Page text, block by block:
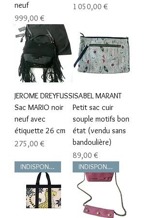
neuf
Prix
999,00 €
Prix
1 050,00 €
JEROME DREYFUSS
Sac MARIO noir
neuf avec
étiquette 26 cm
Prix
275,00 €
ISABEL MARANT
Petit sac cuir
souple motifs bon
état (vendu sans
bandoulière)
Prix
89,00 €
INDISPONIBLE INDISPONIBLE